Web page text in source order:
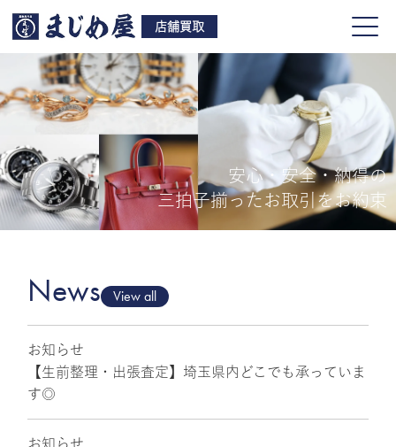
店舗買取
買取品目
店舗一覧
安心・安全・納得の
三拍子揃ったお取引をお約束
News View all
お知らせ
【生前整理・出張査定】埼玉県内どこでも承っていま
す◎
お知らせ